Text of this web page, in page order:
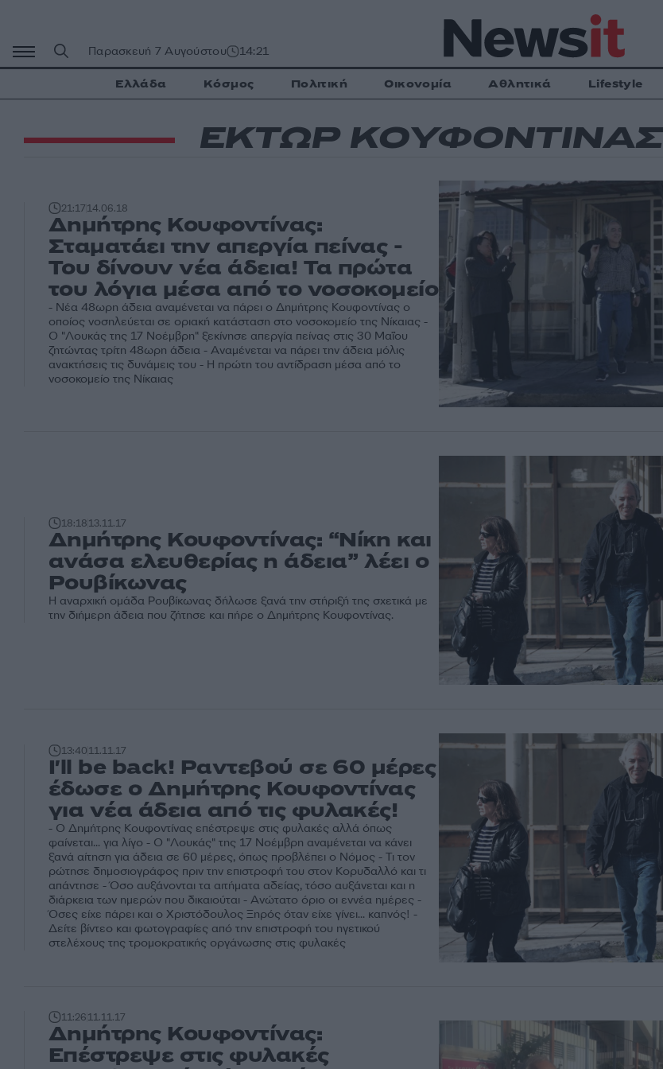
περιεχόμενο
Παρασκευή 7 Αυγούστου 14:21
Ελλάδα Κόσμος Πολιτική Οικονομία Αθλητικά Lifestyle
ΕΚΤΩΡ ΚΟΥΦΟΝΤΙΝΑΣ
21:1714.06.18
Δημήτρης Κουφοντίνας:
Σταματάει την απεργία πείνας -
Του δίνουν νέα άδεια! Τα πρώτα
του λόγια μέσα από το νοσοκομείο
- Νέα 48ωρη άδεια αναμένεται να πάρει ο Δημήτρης Κουφοντίνας ο
οποίος νοσηλεύεται σε οριακή κατάσταση στο νοσοκομείο της Νίκαιας -
Ο "Λουκάς της 17 Νοέμβρη" ξεκίνησε απεργία πείνας στις 30 Μαΐου
ζητώντας τρίτη 48ωρη άδεια - Αναμένεται να πάρει την άδεια μόλις
ανακτήσεις τις δυνάμεις του - Η πρώτη του αντίδραση μέσα από το
νοσοκομείο της Νίκαιας
18:1813.11.17
Δημήτρης Κουφοντίνας: “Νίκη και
ανάσα ελευθερίας η άδεια” λέει ο
Ρουβίκωνας
Η αναρχική ομάδα Ρουβίκωνας δήλωσε ξανά την στήριξή της σχετικά με
την διήμερη άδεια που ζήτησε και πήρε ο Δημήτρης Κουφοντίνας.
13:4011.11.17
I'll be back! Ραντεβού σε 60 μέρες
έδωσε ο Δημήτρης Κουφοντίνας
για νέα άδεια από τις φυλακές!
- Ο Δημήτρης Κουφοντίνας επέστρεψε στις φυλακές αλλά όπως
φαίνεται... για λίγο - Ο "Λουκάς" της 17 Νοέμβρη αναμένεται να κάνει
ξανά αίτηση για άδεια σε 60 μέρες, όπως προβλέπει ο Νόμος - Τι τον
ρώτησε δημοσιογράφος πριν την επιστροφή του στον Κορυδαλλό και τι
απάντησε - Όσο αυξάνονται τα αιτήματα αδείας, τόσο αυξάνεται και η
διάρκεια των ημερών που δικαιούται - Ανώτατο όριο οι εννέα ημέρες -
Όσες είχε πάρει και ο Χριστόδουλος Ξηρός όταν είχε γίνει... καπνός! -
Δείτε βίντεο και φωτογραφίες από την επιστροφή του ηγετικού
στελέχους της τρομοκρατικής οργάνωσης στις φυλακές
11:2611.11.17
Δημήτρης Κουφοντίνας:
Επέστρεψε στις φυλακές